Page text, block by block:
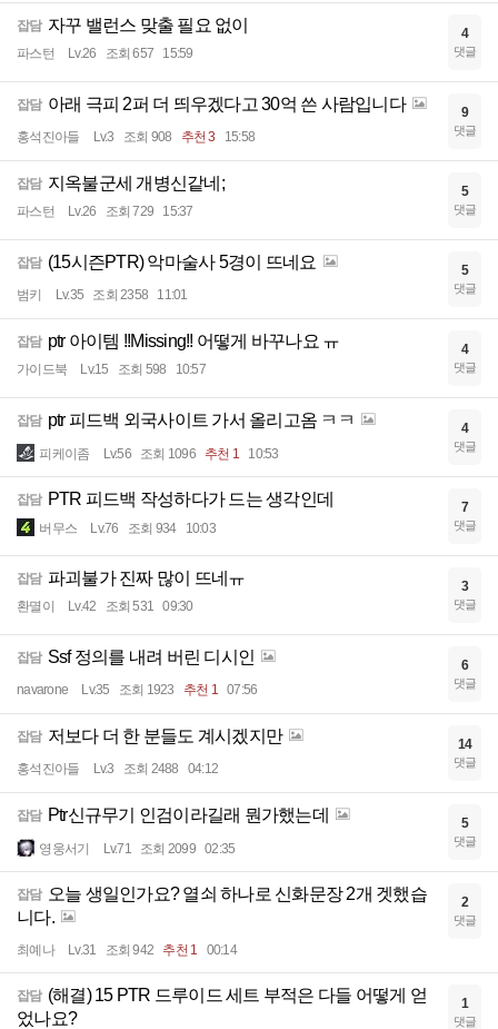
잡담 자꾸 밸런스 맞출 필요 없이
파스턴 Lv.26 조회 657 15:59
4
댓글
잡담 아래 극피 2퍼 더 띄우겠다고 30억 쓴 사람입니다
홍석진아들 Lv.3 조회 908 추천 3 15:58
9
댓글
잡담 지옥불군세 개병신같네;
파스턴 Lv.26 조회 729 15:37
5
댓글
잡담 (15시즌PTR) 악마술사 5경이 뜨네요
범키 Lv.35 조회 2358 11:01
5
댓글
잡담 ptr 아이템 !!Missing!! 어떻게 바꾸나요 ㅠ
가이드북 Lv.15 조회 598 10:57
4
댓글
잡담 ptr 피드백 외국사이트 가서 올리고옴 ㅋㅋ
피케이좀 Lv.56 조회 1096 추천 1 10:53
4
댓글
잡담 PTR 피드백 작성하다가 드는 생각인데
버무스 Lv.76 조회 934 10:03
7
댓글
잡담 파괴불가 진짜 많이 뜨네ㅠ
환멸이 Lv.42 조회 531 09:30
3
댓글
잡담 Ssf 정의를 내려 버린 디시인
navarone Lv.35 조회 1923 추천 1 07:56
6
댓글
잡담 저보다 더 한 분들도 계시겠지만
홍석진아들 Lv.3 조회 2488 04:12
14
댓글
잡담 Ptr신규무기 인검이라길래 뭔가했는데
영웅서기 Lv.71 조회 2099 02:35
5
댓글
잡담 오늘 생일인가요? 열쇠 하나로 신화문장 2개 겟했습
니다.
최예나 Lv.31 조회 942 추천 1 00:14
2
댓글
잡담 (해결) 15 PTR 드루이드 세트 부적은 다들 어떻게 얻
었나요?
1
댓글